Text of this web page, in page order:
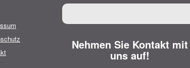
Nehmen Sie Kontakt mit
uns auf!